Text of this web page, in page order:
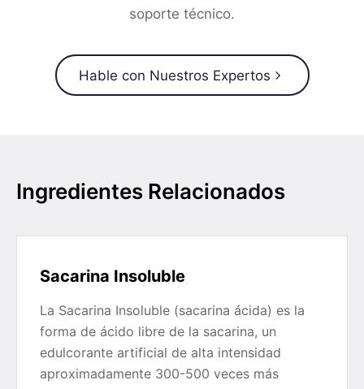
soporte técnico.
Hable con Nuestros Expertos
Ingredientes Relacionados
Sacarina Insoluble
La Sacarina Insoluble (sacarina ácida) es la
forma de ácido libre de la sacarina, un
edulcorante artificial de alta intensidad
aproximadamente 300-500 veces más